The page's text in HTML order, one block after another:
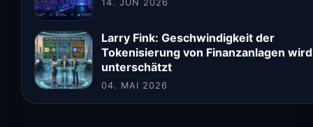
14. JUN 2026
Larry Fink: Geschwindigkeit der
Tokenisierung von Finanzanlagen wird
unterschätzt
04. MAI 2026